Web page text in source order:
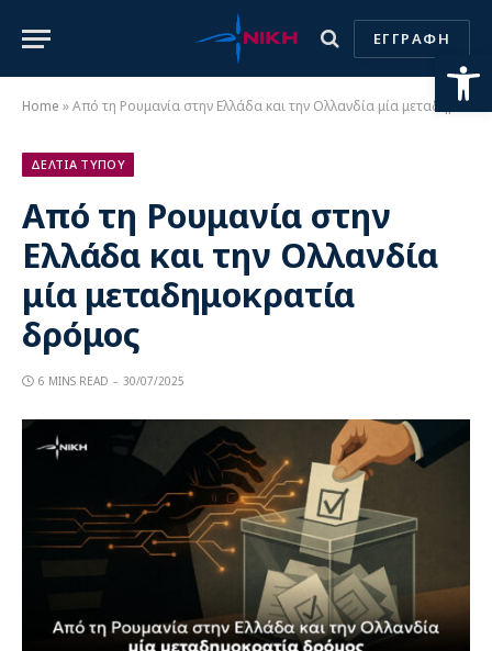
ΕΓΓΡΑΦΗ
Home »Από τη Ρουμανία στην Ελλάδα και την Ολλανδία μία μεταδημοκρατία δρόμος
ΔΕΛΤΙΑ ΤΥΠΟΥ
Από τη Ρουμανία στην
Ελλάδα και την Ολλανδία
μία μεταδημοκρατία
δρόμος
6 MINS READ 30/07/2025